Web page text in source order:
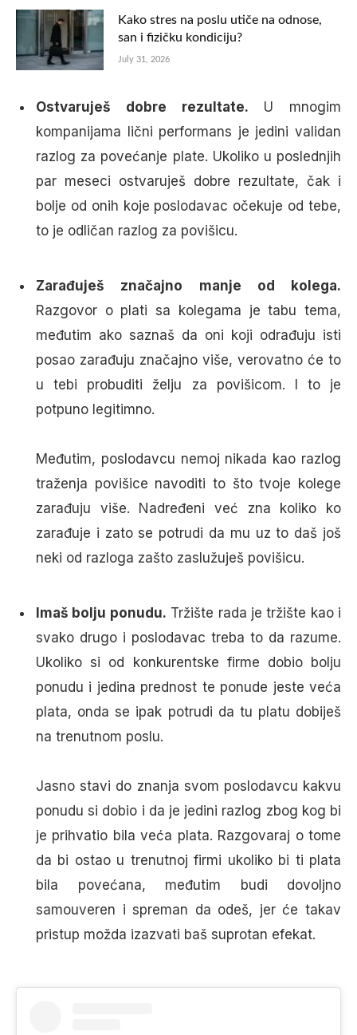
Kako stres na poslu utiče na odnose,
san i fizičku kondiciju?
July 31, 2026
Ostvaruješ dobre rezultate. U mnogim
kompanijama lični performans je jedini validan
razlog za povećanje plate. Ukoliko u poslednjih
par meseci ostvaruješ dobre rezultate, čak i
bolje od onih koje poslodavac očekuje od tebe,
to je odličan razlog za povišicu.
Zarađuješ značajno manje od kolega.
Razgovor o plati sa kolegama je tabu tema,
međutim ako saznaš da oni koji odrađuju isti
posao zarađuju značajno više, verovatno će to
u tebi probuditi želju za povišicom. I to je
potpuno legitimno.
Međutim, poslodavcu nemoj nikada kao razlog
traženja povišice navoditi to što tvoje kolege
zarađuju više. Nadređeni već zna koliko ko
zarađuje i zato se potrudi da mu uz to daš još
neki od razloga zašto zaslužuješ povišicu.
Imaš bolju ponudu. Tržište rada je tržište kao i
svako drugo i poslodavac treba to da razume.
Ukoliko si od konkurentske firme dobio bolju
ponudu i jedina prednost te ponude jeste veća
plata, onda se ipak potrudi da tu platu dobiješ
na trenutnom poslu.
Jasno stavi do znanja svom poslodavcu kakvu
ponudu si dobio i da je jedini razlog zbog kog bi
je prihvatio bila veća plata. Razgovaraj o tome
da bi ostao u trenutnoj firmi ukoliko bi ti plata
bila povećana, međutim budi dovoljno
samouveren i spreman da odeš, jer će takav
pristup možda izazvati baš suprotan efekat.